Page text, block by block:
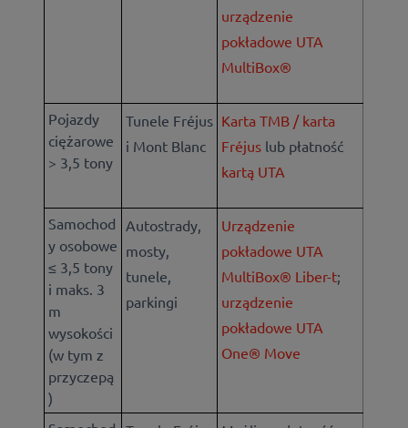
urządzenie
pokładowe UTA
MultiBox®
Pojazdy
ciężarowe
> 3,5 tony
Tunele Fréjus
i Mont Blanc
Karta TMB / karta
Fréjus lub płatność
kartą UTA
Samochod
y osobowe
≤ 3,5 tony
i maks. 3
m
wysokości
(w tym z
przyczepą
)
Autostrady,
mosty,
tunele,
parkingi
Urządzenie
pokładowe UTA
MultiBox® Liber-t;
urządzenie
pokładowe UTA
One® Move